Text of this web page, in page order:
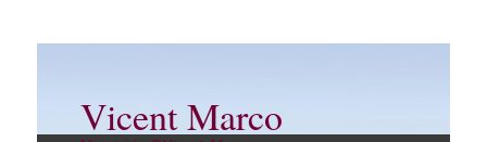
Vicent Marco